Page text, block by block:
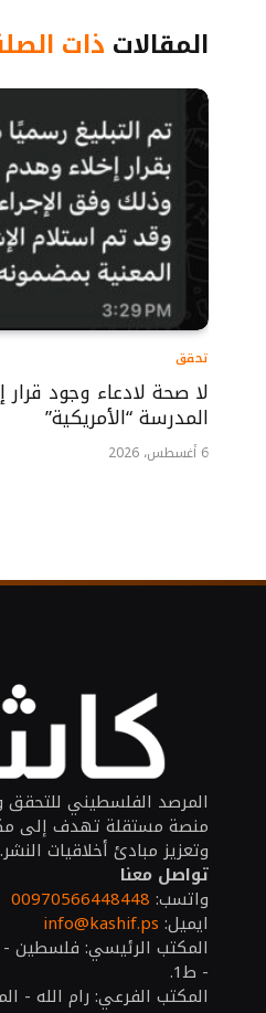
المقالات ذات
تحقق
لا صحة لادعاء وجود
المدرسة “الأمريكية”
6 أغسطس، 2026
المرصد الفلسطيني للتحقق
منصة مستقلة تهدف إلى
وتعزيز مبادئ أخلاقيات النشر.
تواصل معنا
واتسب: 00970566448448
ايميل: info@kashif.ps
المكتب الرئيسي: فلسطين -
- ط1.
المكتب الفرعي: رام الله -